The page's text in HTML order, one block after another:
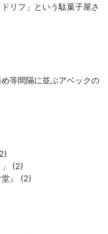
リフ」という駄菓子屋さ
等間隔に並ぶアベックの
(2)
』 (2)